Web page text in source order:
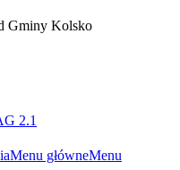
Gminy Kolsko
2.1
Menu główneMenu